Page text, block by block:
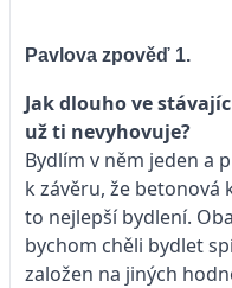
Pavlova zpověď 1.
Jak dlouho ve
už ti nevyhovuje?
Bydlím v něm jeden a
k závěru, že betonová
to nejlepší bydlení.
bychom chěli bydlet
založen na jiných